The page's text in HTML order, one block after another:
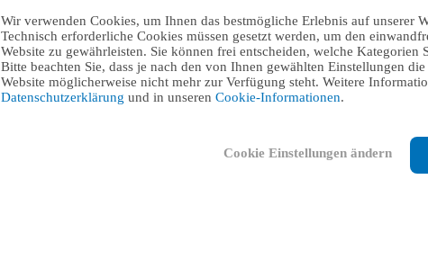
Wir verwenden Cookies, um Ihnen das bestmögliche Erlebnis auf unserer
Technisch erforderliche Cookies müssen gesetzt werden, um den
Website zu gewährleisten. Sie können frei entscheiden, welche Kategorien
Bitte beachten Sie, dass je nach den von Ihnen gewählten Einstellungen
Website möglicherweise nicht mehr zur Verfügung steht. Weitere
Datenschutzerklärung und in unseren Cookie-Informationen.
Cookie Einstellungen ändern